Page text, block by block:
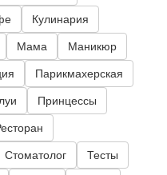
Кулинария
Мама Маникюр
Парикмахерская
Принцессы
Стоматолог Тесты